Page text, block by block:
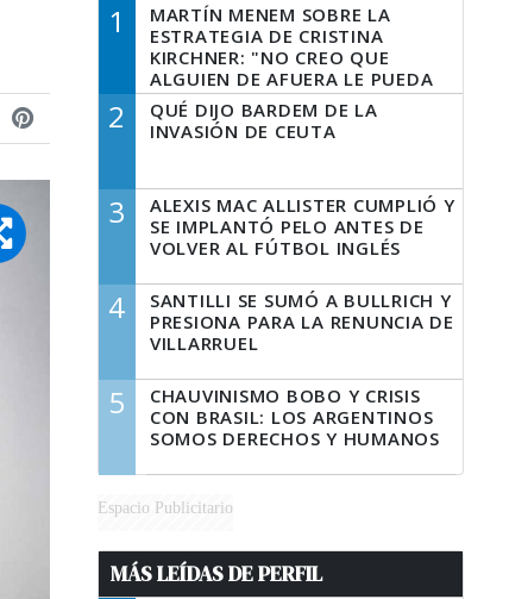
1
MARTÍN MENEM SOBRE LA
ESTRATEGIA DE CRISTINA
KIRCHNER: "NO CREO QUE
ALGUIEN DE AFUERA LE PUEDA
DECIR A LA JUSTICIA LO QUE
TIENE QUE HACER"
2
QUÉ DIJO BARDEM DE LA
INVASIÓN DE CEUTA
3
ALEXIS MAC ALLISTER CUMPLIÓ Y
SE IMPLANTÓ PELO ANTES DE
VOLVER AL FÚTBOL INGLÉS
4
SANTILLI SE SUMÓ A BULLRICH Y
PRESIONA PARA LA RENUNCIA DE
VILLARRUEL
5
CHAUVINISMO BOBO Y CRISIS
CON BRASIL: LOS ARGENTINOS
SOMOS DERECHOS Y HUMANOS
Espacio Publicitario
MÁS LEÍDAS DE PERFIL